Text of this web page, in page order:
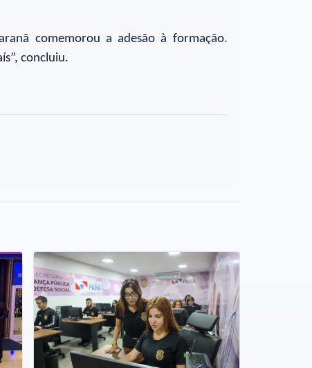
comemorou a adesão à formação.
concluiu.